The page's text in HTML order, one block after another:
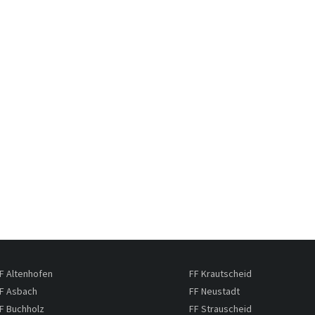
Altenhofen
Asbach
Buchholz
FF Krautscheid
FF Neustadt
FF Strauscheid